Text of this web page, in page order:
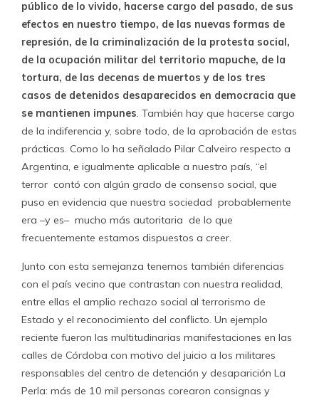
público de lo vivido, hacerse cargo del pasado, de sus
efectos en nuestro tiempo, de las nuevas formas de
represión, de la criminalización de la protesta social,
de la ocupación militar del territorio mapuche, de la
tortura, de las decenas de muertos y de los tres
casos de detenidos desaparecidos en democracia que
se mantienen impunes. También hay que hacerse cargo
de la indiferencia y, sobre todo, de la aprobación de estas
prácticas. Como lo ha señalado Pilar Calveiro respecto a
Argentina, e igualmente aplicable a nuestro país, “el
terror contó con algún grado de consenso social, que
puso en evidencia que nuestra sociedad probablemente
era –y es– mucho más autoritaria de lo que
frecuentemente estamos dispuestos a creer.
Junto con esta semejanza tenemos también diferencias
con el país vecino que contrastan con nuestra realidad,
entre ellas el amplio rechazo social al terrorismo de
Estado y el reconocimiento del conflicto. Un ejemplo
reciente fueron las multitudinarias manifestaciones en las
calles de Córdoba con motivo del juicio a los militares
responsables del centro de detención y desaparición La
Perla: más de 10 mil personas corearon consignas y